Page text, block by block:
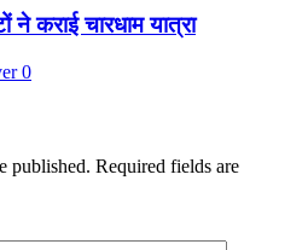
ने कराई चारधाम यात्रा
0
published. Required fields are